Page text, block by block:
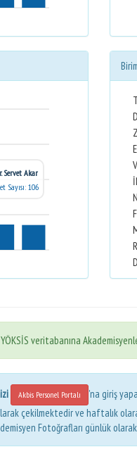
Servet Akar
Sayısı: 106
veritabanına
Akbis Personel Portalı
'na giriş
çekilmektedir ve haftalık
Fotoğrafları günlük